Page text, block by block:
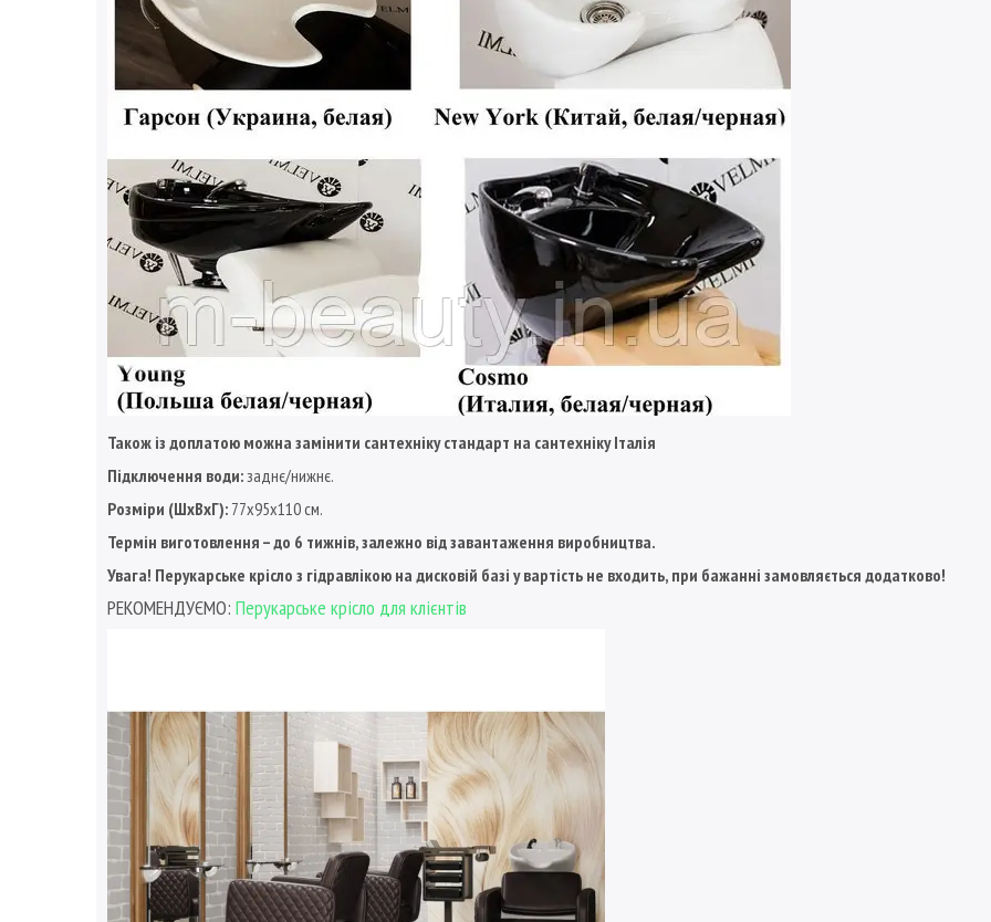
Також із доплатою можна замінити сантехніку стандарт на сантехніку Італія
Підключення води:заднє/нижнє.
Розміри (ШхВхГ): 77х95х110 см.
Термін виготовлення – до 6 тижнів, залежно від завантаження виробництва.
Увага! Перукарське крісло з гідравлікою на дисковій базі у вартість не входить, при бажанні замовляється додатково!
РЕКОМЕНДУЄМО: Перукарське крісло для клієнтів